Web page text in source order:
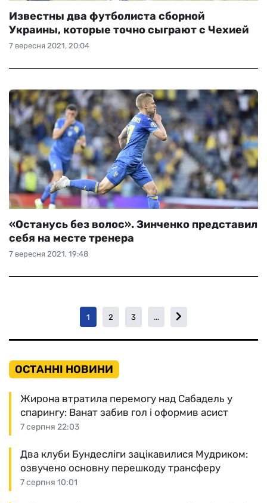
7 вересня 2021, 20:04
Известны два футболиста сборной
Украины, которые точно сыграют с Чехией
7 вересня 2021, 19:48
«Останусь без волос». Зинченко представил
себя на месте тренера
1 2 3 ...
ОСТАННІ НОВИНИ
7 серпня 22:03
Жирона втратила перемогу над Сабадель у
спарингу: Ванат забив гол і оформив асист
7 серпня 10:01
Два клуби Бундесліги зацікавилися Мудриком:
озвучено основну перешкоду трансферу